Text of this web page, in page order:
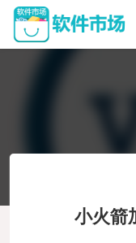
小火箭